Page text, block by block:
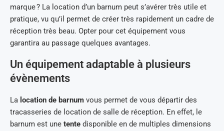
marque ? La location d’un barnum peut s’avérer très utile et
pratique, vu qu’il permet de créer très rapidement un cadre de
réception très beau. Opter pour cet équipement vous
garantira au passage quelques avantages.
Un équipement adaptable à plusieurs
évènements
La location de barnum vous permet de vous départir des
tracasseries de location de salle de réception. En effet, le
barnum est une tente disponible en de multiples dimensions